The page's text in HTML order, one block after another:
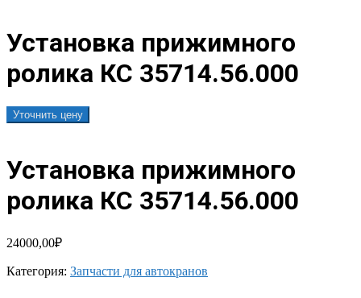
Установка прижимного
ролика КС 35714.56.000
Уточнить цену
Установка прижимного
ролика КС 35714.56.000
24000,00₽
Категория: Запчасти для автокранов